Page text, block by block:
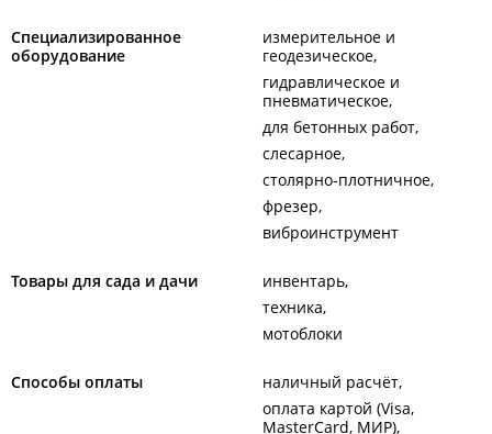
Специализированное
оборудование
измерительное и
геодезическое
гидравлическое и
пневматическое
для бетонных работ
слесарное
столярно-плотничное
фрезер
виброинструмент
Товары для сада и дачи
инвентарь
техника
мотоблоки
Способы оплаты
наличный расчёт
оплата картой (Visa,
MasterCard, МИР)